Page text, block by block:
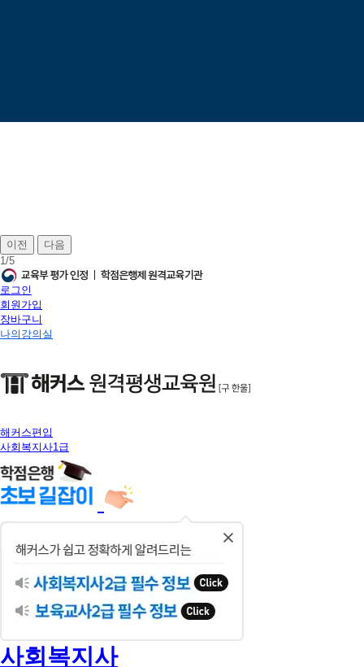
이전
다음
1/5
로그인
회원가입
장바구니
나의강의실
해커스편입
사회복지사1급
사회복지사